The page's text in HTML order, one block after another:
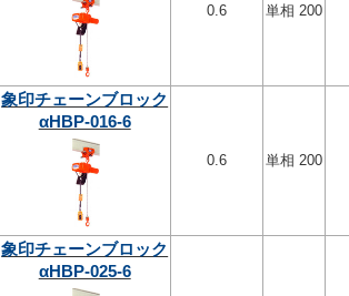
0.6 単相 200
象印チェーンブロック
αHBP-016-6
0.6 単相 200
象印チェーンブロック
αHBP-025-6